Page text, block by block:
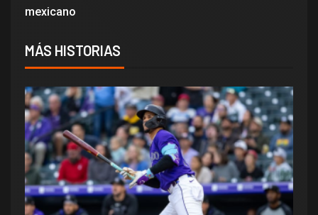
mexicano
MÁS HISTORIAS